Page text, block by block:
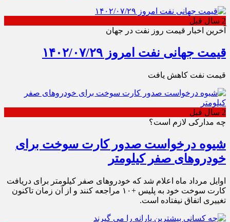
2 سال قبل
آخرین اخبار قیمت روز نفت در جهان
قیمت جهانی نفت امروز ۱۴۰۲/۰۷/۲۹
قیمت نفت کاهش یافت
2 سال قبل
چه مدارکی لازم است؟
شیوه درخواست صدور کارت سوخت برای
خودروهای صفر کیلومتر
اوایل مرداد ماه اعلام شد که خودروهای صفر کیلومتر برای دریافت
کارت سوخت خود به پلیس +۱۰ مراجعه کنند و از آن زمان تاکنون
تغییری اتفاق نیفتاده است.